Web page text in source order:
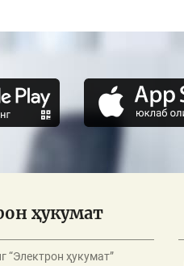
ҳукумат
“Электрон ҳукумат”